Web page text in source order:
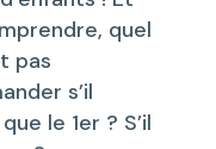
quel
pas
s’il
le 1er ? S’il